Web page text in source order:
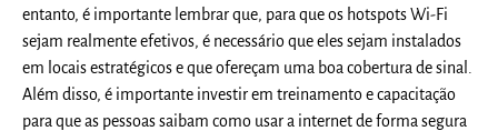
entanto, é importante lembrar que, para que os hotspots Wi-Fi
sejam realmente efetivos, é necessário que eles sejam instalados
em locais estratégicos e que ofereçam uma boa cobertura de sinal.
Além disso, é importante investir em treinamento e capacitação
para que as pessoas saibam como usar a internet de forma segura